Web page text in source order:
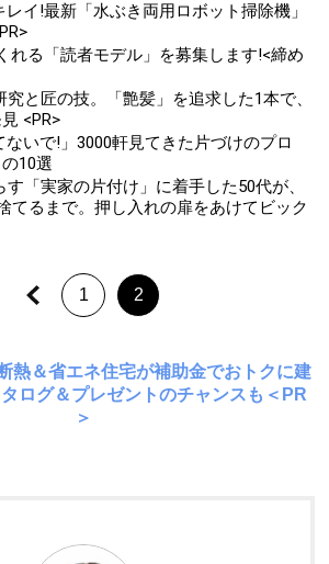
イ!最新「水ぶき両用ロボット掃除機」
れる「読者モデル」を募集します!<締め
と匠の技。「艶髪」を追求した1本で、
<PR>
いで!」3000軒見てきた片づけのプロ
10選
「実家の片付け」に着手した50代が、
てるまで。押し入れの扉をあけてビック
1 2
熱＆省エネ住宅が補助金でおトクに建
ログ＆プレゼントのチャンスも＜PR
＞